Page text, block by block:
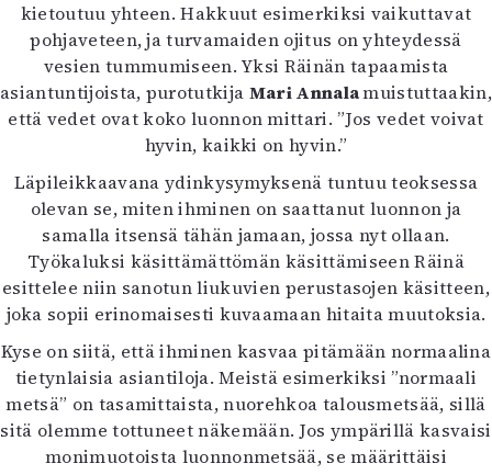
Tilaus ja irtonumerot
Yhteistyössä
Toimitus
Mediatiedot
Kaltio ry
kietoutuu yhteen. Hakkuut esimerkiksi vaikuttavat
pohjaveteen, ja turvamaiden ojitus on yhteydessä
vesien tummumiseen. Yksi Räinän tapaamista
asiantuntijoista, purotutkija Mari Annalamuistuttaakin,
että vedet ovat koko luonnon mittari. ”Jos vedet voivat
hyvin, kaikki on hyvin.”
Läpileikkaavana ydinkysymyksenä tuntuu teoksessa
olevan se, miten ihminen on saattanut luonnon ja
samalla itsensä tähän jamaan, jossa nyt ollaan.
Työkaluksi käsittämättömän käsittämiseen Räinä
esittelee niin sanotun liukuvien perustasojen käsitteen,
joka sopii erinomaisesti kuvaamaan hitaita muutoksia.
Kyse on siitä, että ihminen kasvaa pitämään normaalina
tietynlaisia asiantiloja. Meistä esimerkiksi ”normaali
metsä” on tasamittaista, nuorehkoa talousmetsää, sillä
sitä olemme tottuneet näkemään. Jos ympärillä kasvaisi
monimuotoista luonnonmetsää, se määrittäisi